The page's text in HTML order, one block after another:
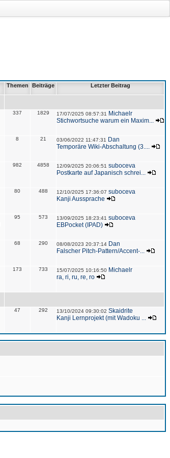
Themen Beiträge Letzter Beitrag
337 1829 17/07/2025 08:57:31
Michaelr
Stichwortsuche warum ein Maxim...
8 21 03/06/2022 11:47:31
Dan
Temporäre Wiki-Abschaltung (3....
982 4858 12/09/2025 20:06:51 suboceva
Postkarte auf Japanisch schrei...
80 488 12/10/2025 17:36:07 suboceva
Kanji Aussprache
95 573 13/09/2025 18:23:41 suboceva
EBPocket (IPAD)
68 290 08/08/2023 20:37:14 Dan
Falscher Pitch-Pattern/Accent-...
173 733 15/07/2025 10:16:50 Michaelr
ra, ri, ru, re, ro
47 292 13/10/2024 09:30:02 Skaidrite
Kanji Lernprojekt (mit Wadoku ...